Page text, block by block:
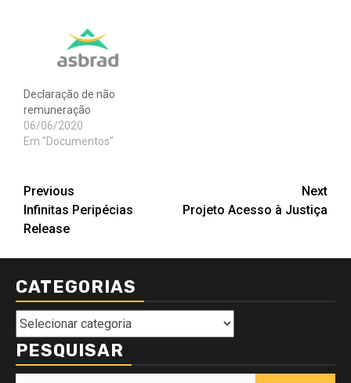
Declaração de não
remuneração
06/06/2020
Em "Documentos"
Post
navigation
Previous
Infinitas Peripécias
Release
Next
Projeto Acesso à Justiça
CATEGORIAS
Categorias
PESQUISAR